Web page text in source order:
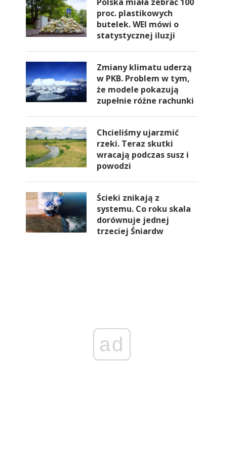
proc. plastikowych
butelek. WEI mówi o
statystycznej iluzji
Zmiany klimatu uderzą
w PKB. Problem w tym,
że modele pokazują
zupełnie różne rachunki
Chcieliśmy ujarzmić
rzeki. Teraz skutki
wracają podczas susz i
powodzi
Ścieki znikają z
systemu. Co roku skala
dorównuje jednej
trzeciej Śniardw
ad